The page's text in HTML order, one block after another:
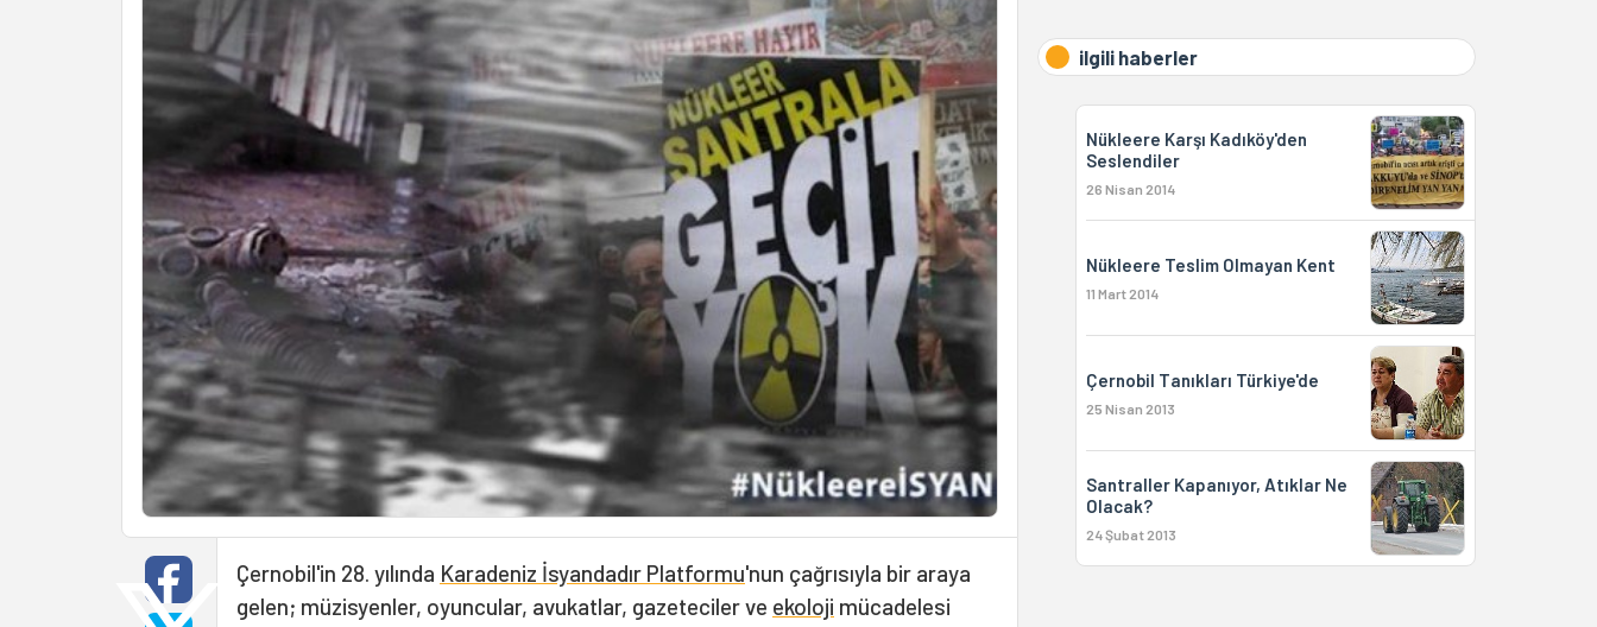
Çernobil'in 28. yılında Karadeniz İsyandadır Platformu'nun çağrısıyla bir araya
gelen; müzisyenler, oyuncular, avukatlar, gazeteciler ve ekoloji mücadelesi
ilgili haberler
Nükleere Karşı Kadıköy'den
Seslendiler
26 Nisan 2014
Nükleere Teslim Olmayan Kent
11 Mart 2014
Çernobil Tanıkları Türkiye'de
25 Nisan 2013
Santraller Kapanıyor, Atıklar Ne
Olacak?
24 Şubat 2013